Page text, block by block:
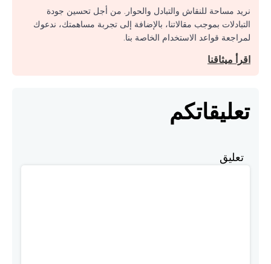
نريد مساحة للنقاش والتبادل والحوار. من أجل تحسين جودة
التبادلات بموجب مقالاتنا، بالإضافة إلى تجربة مساهمتك، ندعوك
لمراجعة قواعد الاستخدام الخاصة بنا.
اقرأ ميثاقنا
تعليقاتكم
تعليق